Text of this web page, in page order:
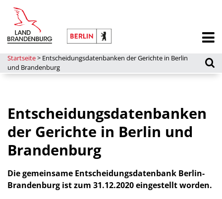
Startseite> Entscheidungsdatenbanken der Gerichte in Berlin
und Brandenburg
Entscheidungsdatenbanken
der Gerichte in Berlin und
Brandenburg
Die gemeinsame Entscheidungsdatenbank Berlin-
Brandenburg ist zum 31.12.2020 eingestellt worden.